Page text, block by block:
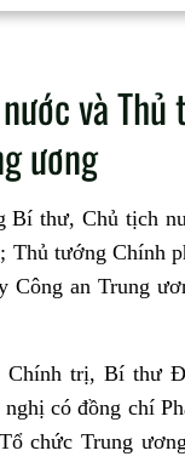
và
ương
Bí thư, Chủ tịch
Thủ tướng Chính
an Trung
trị, Bí thư
có đồng chí
chức Trung